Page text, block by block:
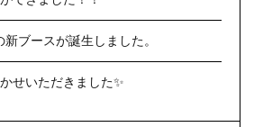
ブースが誕生しました。
せいただきました✨